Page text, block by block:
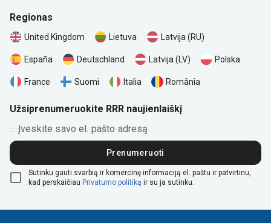
Regionas
United Kingdom Lietuva Latvija (RU)
España Deutschland Latvija (LV) Polska
France Suomi Italia România
Užsiprenumeruokite RRR naujienlaiškį
Įveskite savo el. pašto adresą
Prenumeruoti
Sutinku gauti svarbią ir komercinę informaciją el. paštu ir patvirtinu,
kad perskaičiau Privatumo politiką ir su ja sutinku.